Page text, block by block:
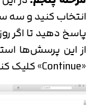
انتخاب کنید و سه
پاسخ دهید تا اگر
از این پرسش‌ها
«Continue» کلیک کنید.